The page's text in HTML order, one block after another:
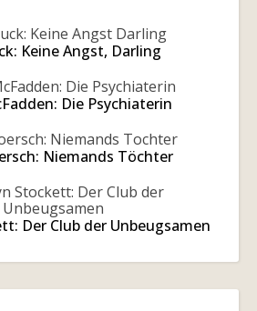
Keine Angst, Darling
Die Psychiaterin
Niemands Töchter
Der Club der Unbeugsamen